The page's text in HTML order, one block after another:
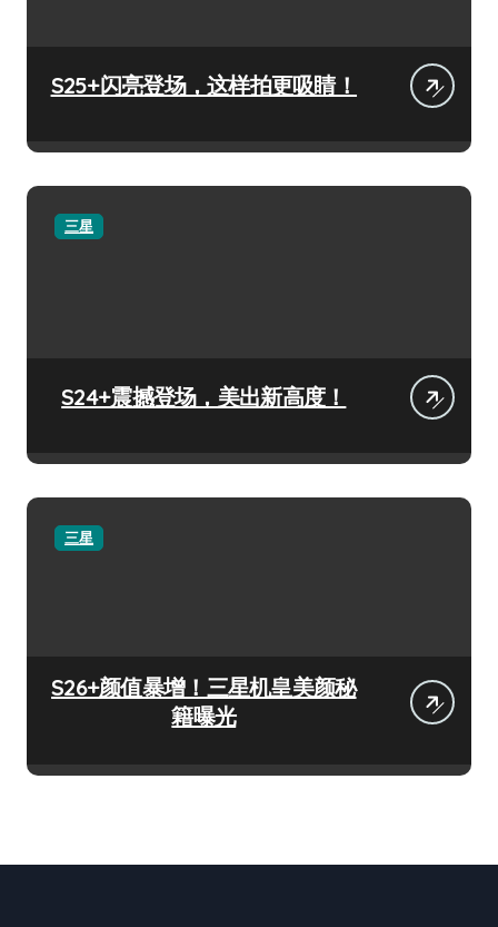
S25+闪亮登场，这样拍更吸睛！
三星
S24+震撼登场，美出新高度！
三星
S26+颜值暴增！三星机皇美颜秘
籍曝光